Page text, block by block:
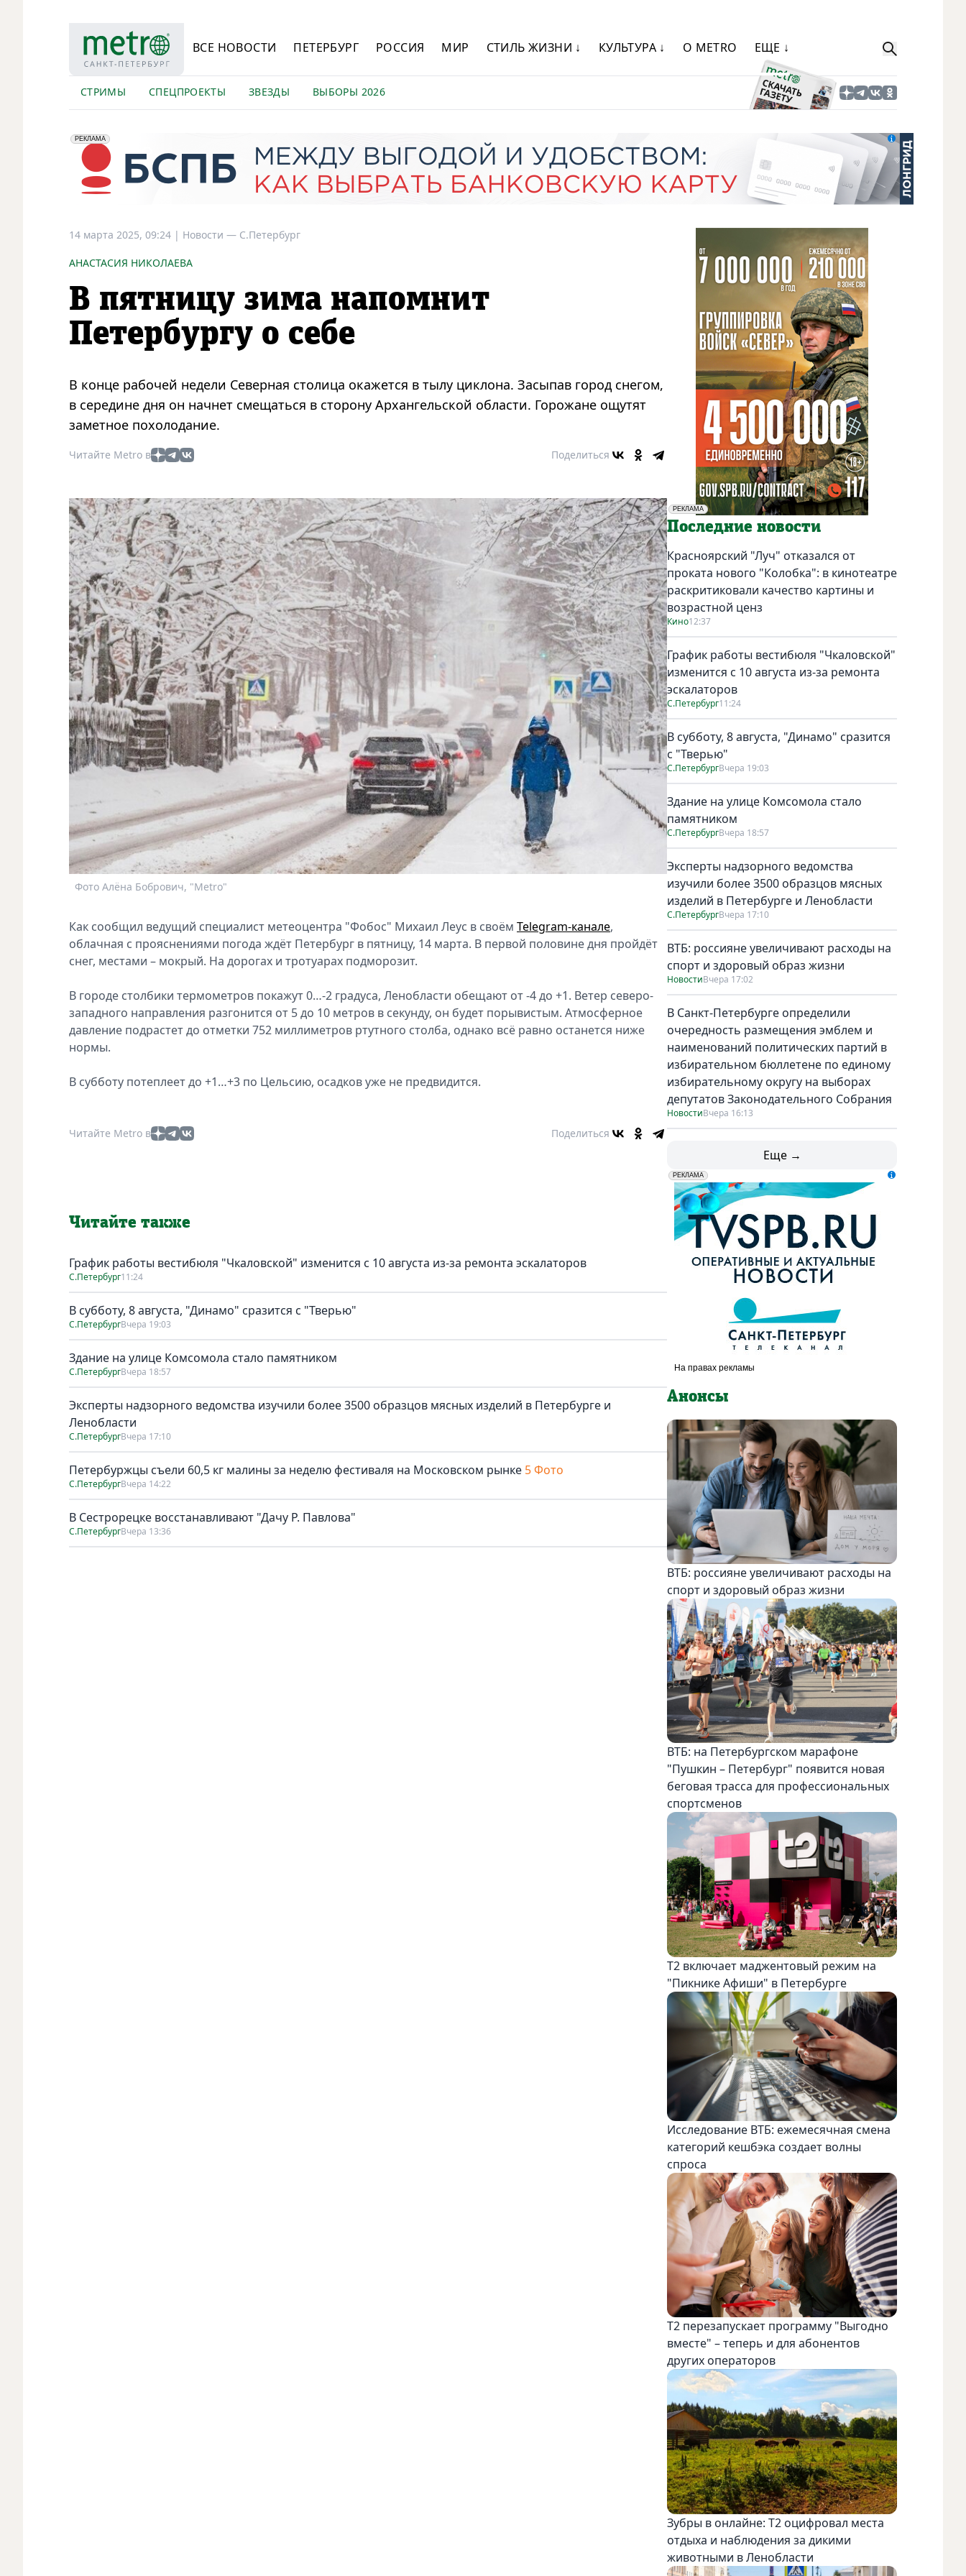
ВСЕ НОВОСТИ ПЕТЕРБУРГ РОССИЯ МИР СТИЛЬ ЖИЗНИ ↓ КУЛЬТУРА ↓ О METRO ЕЩЕ ↓
СТРИМЫ СПЕЦПРОЕКТЫ ЗВЕЗДЫ ВЫБОРЫ 2026
erid: 2VfnxyFybV5
РЕКЛАМА
ПАО "Банк "Санкт-Петербург", ИНН: 7831000027
14 марта 2025, 09:24 | Новости — С.Петербург
АНАСТАСИЯ НИКОЛАЕВА
В пятницу зима напомнит
Петербургу о себе
В конце рабочей недели Северная столица окажется в тылу циклона. Засыпав город снегом,
в середине дня он начнет смещаться в сторону Архангельской области. Горожане ощутят
заметное похолодание.
Читайте Metro в Поделиться
Фото Алёна Бобрович, "Metro"
Как сообщил ведущий специалист метеоцентра "Фобос" Михаил Леус в своём Telegram-канале,
облачная с прояснениями погода ждёт Петербург в пятницу, 14 марта. В первой половине дня пройдёт
снег, местами – мокрый. На дорогах и тротуарах подморозит.
В городе столбики термометров покажут 0…-2 градуса, Ленобласти обещают от -4 до +1. Ветер северо-
западного направления разгонится от 5 до 10 метров в секунду, он будет порывистым. Атмосферное
давление подрастет до отметки 752 миллиметров ртутного столба, однако всё равно останется ниже
нормы.
В субботу потеплеет до +1…+3 по Цельсию, осадков уже не предвидится.
Читайте Metro в Поделиться
Читайте также
График работы вестибюля "Чкаловской" изменится с 10 августа из-за ремонта эскалаторов
С.Петербург11:24
В субботу, 8 августа, "Динамо" сразится с "Тверью"
С.ПетербургВчера 19:03
Здание на улице Комсомола стало памятником
С.ПетербургВчера 18:57
Эксперты надзорного ведомства изучили более 3500 образцов мясных изделий в Петербурге и
Ленобласти
С.ПетербургВчера 17:10
Петербуржцы съели 60,5 кг малины за неделю фестиваля на Московском рынке 5 Фото
С.ПетербургВчера 14:22
В Сестрорецке восстанавливают "Дачу Р. Павлова"
С.ПетербургВчера 13:36
РЕКЛАМА
Социальная реклама
Последние новости
Красноярский "Луч" отказался от
проката нового "Колобка": в кинотеатре
раскритиковали качество картины и
возрастной ценз
Кино12:37
График работы вестибюля "Чкаловской"
изменится с 10 августа из-за ремонта
эскалаторов
С.Петербург11:24
В субботу, 8 августа, "Динамо" сразится
с "Тверью"
С.ПетербургВчера 19:03
Здание на улице Комсомола стало
памятником
С.ПетербургВчера 18:57
Эксперты надзорного ведомства
изучили более 3500 образцов мясных
изделий в Петербурге и Ленобласти
С.ПетербургВчера 17:10
ВТБ: россияне увеличивают расходы на
спорт и здоровый образ жизни
НовостиВчера 17:02
В Санкт-Петербурге определили
очередность размещения эмблем и
наименований политических партий в
избирательном бюллетене по единому
избирательному округу на выборах
депутатов Законодательного Собрания
НовостиВчера 16:13
Еще →
erid: LdtCK5udn
РЕКЛАМА
АО "ГАТР", ИНН: 7841320717
Анонсы
ВТБ: россияне увеличивают расходы на
спорт и здоровый образ жизни
ВТБ: на Петербургском марафоне
"Пушкин – Петербург" появится новая
беговая трасса для профессиональных
спортсменов
Т2 включает маджентовый режим на
"Пикнике Афиши" в Петербурге
Исследование ВТБ: ежемесячная смена
категорий кешбэка создает волны
спроса
Т2 перезапускает программу "Выгодно
вместе" – теперь и для абонентов
других операторов
Зубры в онлайне: Т2 оцифровал места
отдыха и наблюдения за дикими
животными в Ленобласти